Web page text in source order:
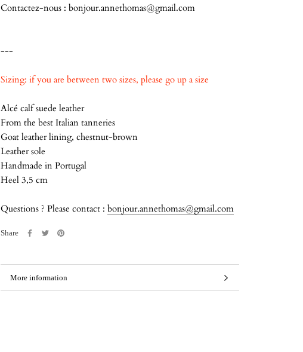
Contactez-nous : bonjour.annethomas@gmail.com
---
Sizing: if you are between two sizes, please go up a size
Alcé calf suede leather
From the best Italian tanneries
Goat leather lining, chestnut-brown
Leather sole
Handmade in Portugal
Heel 3,5 cm
Questions ? Please contact : bonjour.annethomas@gmail.com
Share
More information
View images